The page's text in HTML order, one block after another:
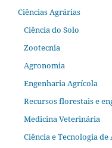
Ciências Agrárias
Ciência do Solo
Zootecnia
Agronomia
Engenharia Agrícola
Recursos florestais e
Medicina Veterinária
Ciência e Tecnologia